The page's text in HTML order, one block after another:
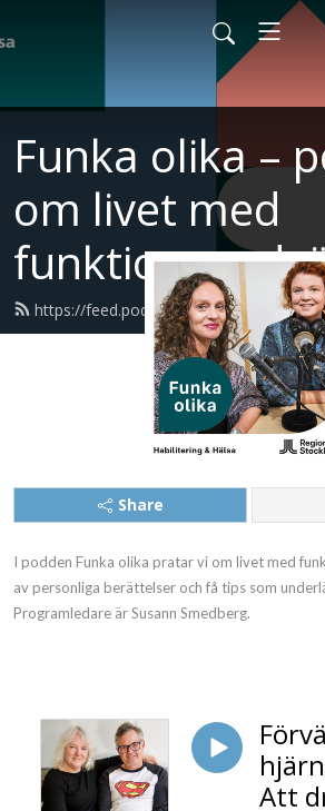
Funka olika –
om livet med
https://feed.podbean.com/habilitering/
Share
I podden Funka olika pratar vi om livet med
av personliga berättelser och få tips som
Programledare är Susann Smedberg.
Att